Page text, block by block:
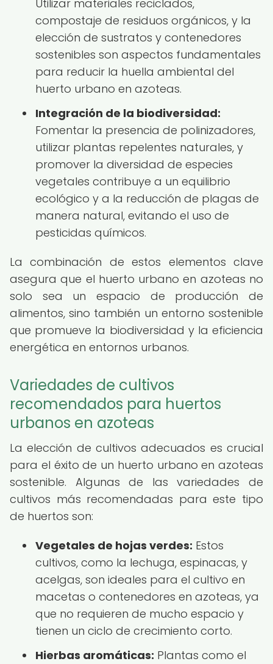
Utilizar materiales reciclados,
compostaje de residuos orgánicos, y la
elección de sustratos y contenedores
sostenibles son aspectos fundamentales
para reducir la huella ambiental del
huerto urbano en azoteas.
Integración de la biodiversidad:
Fomentar la presencia de polinizadores,
utilizar plantas repelentes naturales, y
promover la diversidad de especies
vegetales contribuye a un equilibrio
ecológico y a la reducción de plagas de
manera natural, evitando el uso de
pesticidas químicos.
La combinación de estos elementos clave
asegura que el huerto urbano en azoteas no
solo sea un espacio de producción de
alimentos, sino también un entorno sostenible
que promueve la biodiversidad y la eficiencia
energética en entornos urbanos.
Variedades de cultivos
recomendados para huertos
urbanos en azoteas
La elección de cultivos adecuados es crucial
para el éxito de un huerto urbano en azoteas
sostenible. Algunas de las variedades de
cultivos más recomendadas para este tipo
de huertos son:
Vegetales de hojas verdes: Estos
cultivos, como la lechuga, espinacas, y
acelgas, son ideales para el cultivo en
macetas o contenedores en azoteas, ya
que no requieren de mucho espacio y
tienen un ciclo de crecimiento corto.
Hierbas aromáticas: Plantas como el